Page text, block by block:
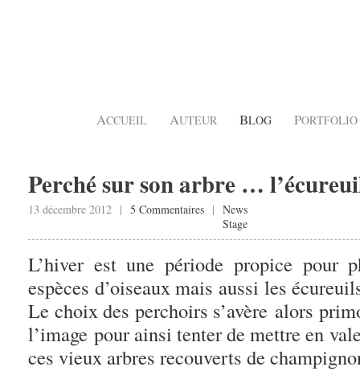
ACCUEIL AUTEUR BLOG PORTFOLIO
Perché sur son arbre …
13 décembre 2012 | 5 Commentaires | News
Stage
L’hiver est une période propice pour
espèces d’oiseaux mais aussi les
Le choix des perchoirs s’avère alors
l’image pour ainsi tenter de mettre en
ces vieux arbres recouverts de